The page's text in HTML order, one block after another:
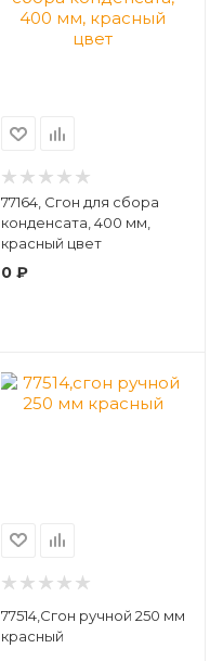
77164, Сгон для сбора
конденсата, 400 мм,
красный цвет
0₽
77514,Сгон ручной 250 мм
красный